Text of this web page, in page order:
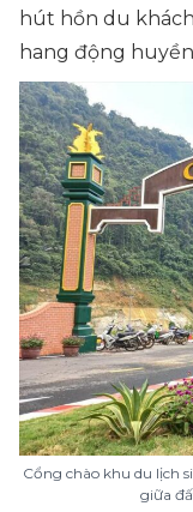
hút hồn du
hang động
Cổng chào khu du lịch
giữa